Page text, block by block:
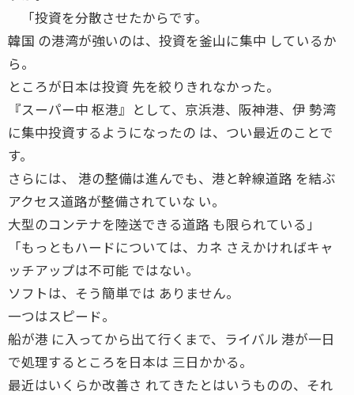
「投資を分散させたからです。
韓国 の港湾が強いのは、投資を釜山に集中 しているか
ら。
ところが日本は投資 先を絞りきれなかった。
『スーパー中 枢港』として、京浜港、阪神港、伊 勢湾
に集中投資するようになったの は、つい最近のことで
す。
さらには、 港の整備は進んでも、港と幹線道路 を結ぶ
アクセス道路が整備されていな い。
大型のコンテナを陸送できる道路 も限られている」
「もっともハードについては、カネ さえかければキャ
ッチアップは不可能 ではない。
ソフトは、そう簡単では ありません。
一つはスピード。
船が港 に入ってから出て行くまで、ライバル 港が一日
で処理するところを日本は 三日かかる。
最近はいくらか改善さ れてきたとはいうものの、それ